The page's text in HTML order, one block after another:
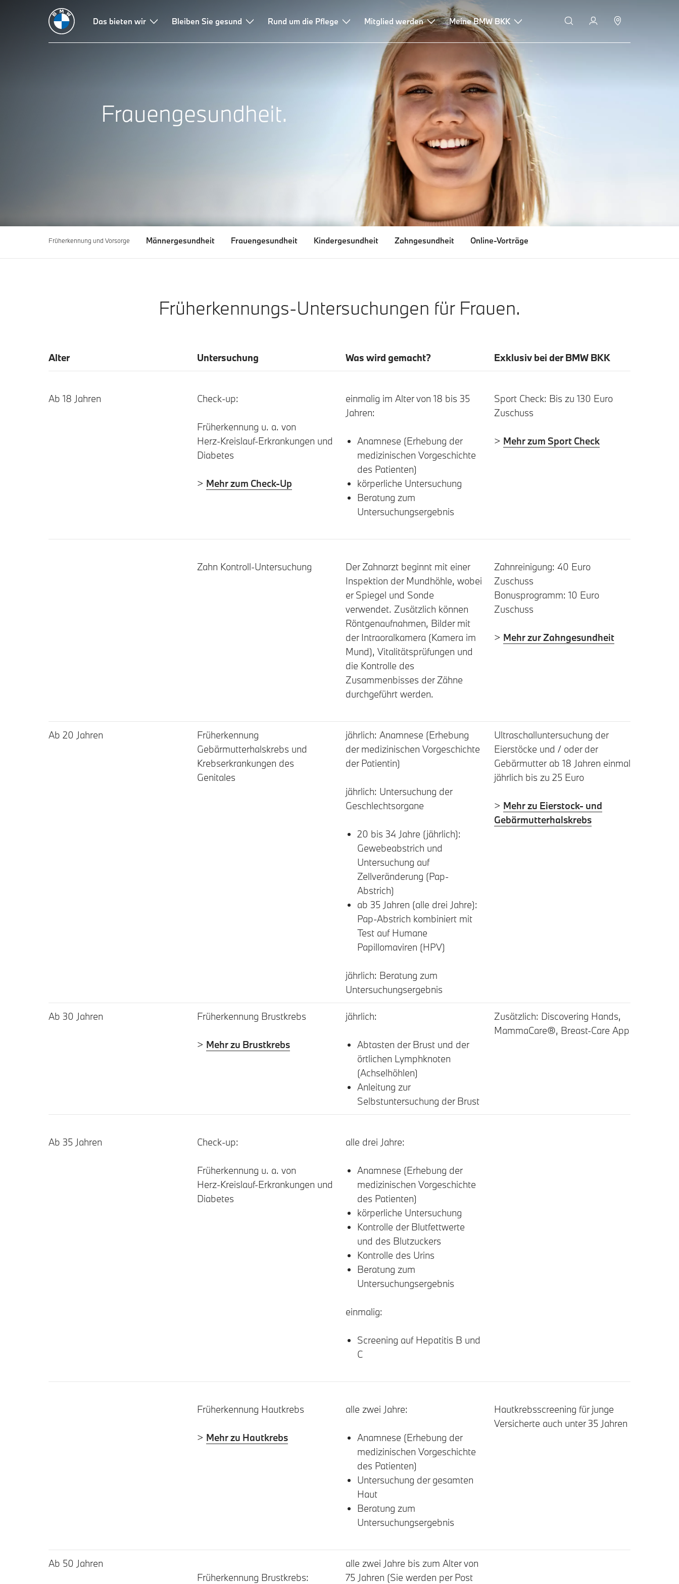
Das bieten wir Bleiben Sie gesund Rund um die Pflege Mitglied werden Meine BMW BKK
Frauengesundheit.
Früherkennung und Vorsorge Männergesundheit Frauengesundheit Kindergesundheit Zahngesundheit Online-Vorträge
Früherkennungs-Untersuchungen für Frauen.
Alter Untersuchung Was wird gemacht? Exklusiv bei der BMW BKK
Ab 18 Jahren Check-up:
Früherkennung u. a. von
Herz-Kreislauf-Erkrankungen und
Diabetes
> Mehr zum Check-Up
einmalig im Alter von 18 bis 35
Jahren:
Anamnese (Erhebung der
medizinischen Vorgeschichte
des Patienten)
körperliche Untersuchung
Beratung zum
Untersuchungsergebnis
Sport Check: Bis zu 130 Euro
Zuschuss
> Mehr zum Sport Check
Zahn Kontroll-Untersuchung
Der Zahnarzt beginnt mit einer
Inspektion der Mundhöhle, wobei
er Spiegel und Sonde
verwendet. Zusätzlich können
Röntgenaufnahmen, Bilder mit
der Intraoralkamera (Kamera im
Mund), Vitalitätsprüfungen und
die Kontrolle des
Zusammenbisses der Zähne
durchgeführt werden.
Zahnreinigung: 40 Euro
Zuschuss
Bonusprogramm: 10 Euro
Zuschuss
> Mehr zur Zahngesundheit
Ab 20 Jahren
Früherkennung
Gebärmutterhalskrebs und
Krebserkrankungen des
Genitales
jährlich: Anamnese (Erhebung
der medizinischen Vorgeschichte
der Patientin)
jährlich: Untersuchung der
Geschlechtsorgane
20 bis 34 Jahre (jährlich):
Gewebeabstrich und
Untersuchung auf
Zellveränderung (Pap-
Abstrich)
ab 35 Jahren (alle drei Jahre):
Pap-Abstrich kombiniert mit
Test auf Humane
Papillomaviren (HPV)
jährlich: Beratung zum
Untersuchungsergebnis
Ultraschalluntersuchung der
Eierstöcke und / oder der
Gebärmutter ab 18 Jahren einmal
jährlich bis zu 25 Euro
> Mehr zu Eierstock- und
Gebärmutterhalskrebs
Ab 30 Jahren Früherkennung Brustkrebs
> Mehr zu Brustkrebs
jährlich:
Abtasten der Brust und der
örtlichen Lymphknoten
(Achselhöhlen)
Anleitung zur
Selbstuntersuchung der Brust
Zusätzlich: Discovering Hands,
MammaCare®, Breast-Care App
Ab 35 Jahren Check-up:
Früherkennung u. a. von
Herz-Kreislauf-Erkrankungen und
Diabetes
alle drei Jahre:
Anamnese (Erhebung der
medizinischen Vorgeschichte
des Patienten)
körperliche Untersuchung
Kontrolle der Blutfettwerte
und des Blutzuckers
Kontrolle des Urins
Beratung zum
Untersuchungsergebnis
einmalig:
Screening auf Hepatitis B und
C
Früherkennung Hautkrebs
> Mehr zu Hautkrebs
alle zwei Jahre:
Anamnese (Erhebung der
medizinischen Vorgeschichte
des Patienten)
Untersuchung der gesamten
Haut
Beratung zum
Untersuchungsergebnis
Hautkrebsscreening für junge
Versicherte auch unter 35 Jahren
Ab 50 Jahren
Früherkennung Brustkrebs:
alle zwei Jahre bis zum Alter von
75 Jahren (Sie werden per Post